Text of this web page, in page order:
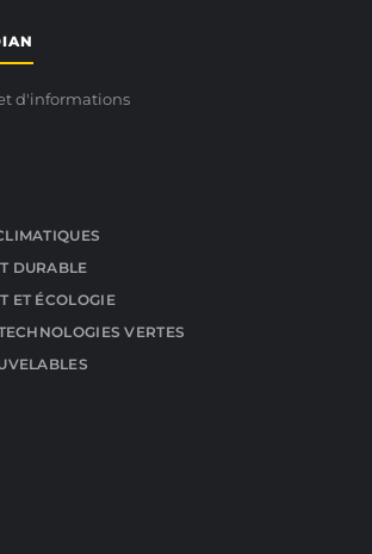
d'informations
DURABLE
ET ÉCOLOGIE
VERTES